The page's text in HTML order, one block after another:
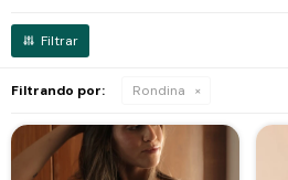
Filtrando por: Rondina